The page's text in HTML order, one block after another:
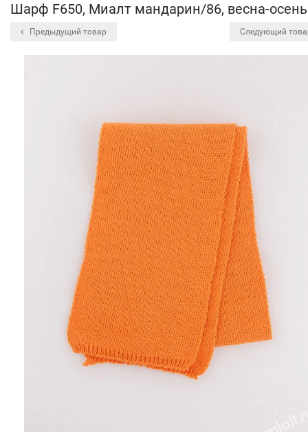
Шарф F650, Миалт мандарин/86, весна-осень
Предыдущий товар Следующий